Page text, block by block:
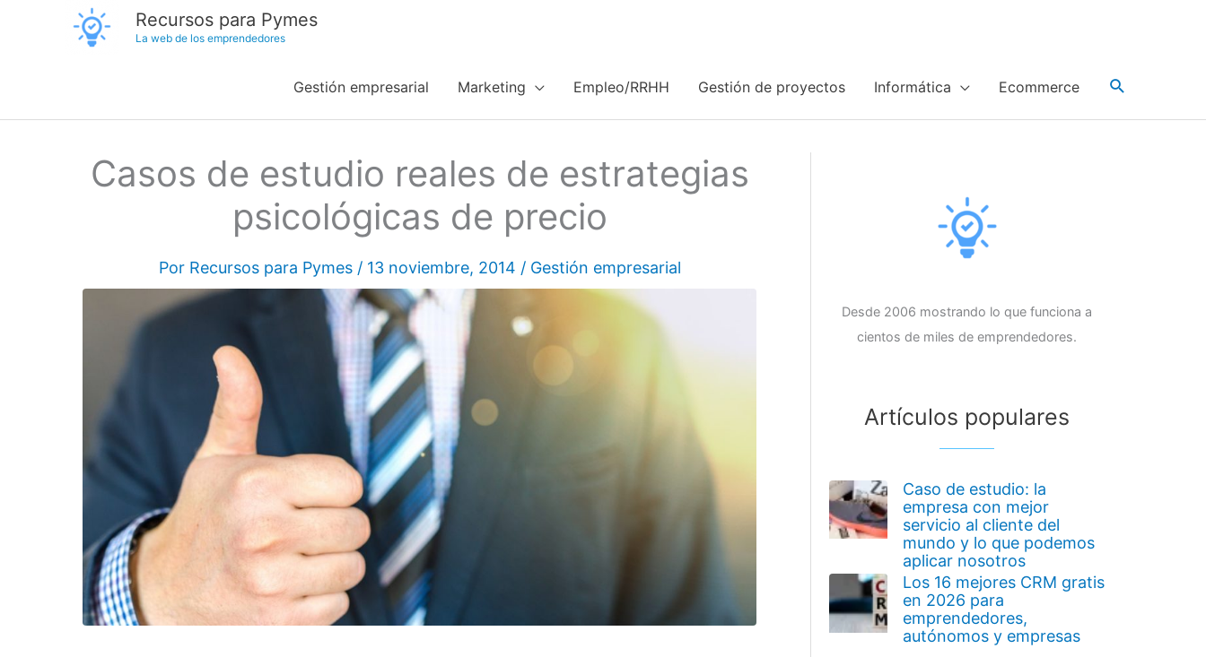
Recursos para Pymes
La web de los emprendedores
Gestión empresarial Marketing Empleo/RRHH Gestión de proyectos Informática Ecommerce
Casos de estudio reales de estrategias
psicológicas de precio
Por Recursos para Pymes / 13 noviembre, 2014 / Gestión empresarial
Desde 2006 mostrando lo que funciona a
cientos de miles de emprendedores.
Artículos populares
Caso de estudio: la
empresa con mejor
servicio al cliente del
mundo y lo que podemos
aplicar nosotros
Los 16 mejores CRM gratis
en 2026 para
emprendedores,
autónomos y empresas